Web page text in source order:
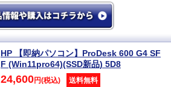
HP 【即納パソコン】ProDesk 600 G4 SF
F (Win11pro64)(SSD新品) 5D8
24,600円(税込) 送料無料